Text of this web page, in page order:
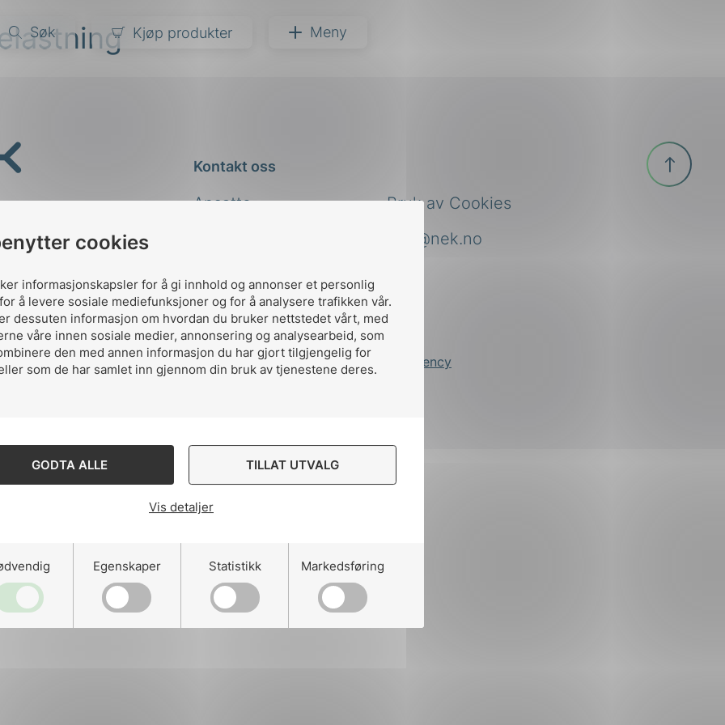
cookies
informasjonskapsler for å gi innhold og annonser et personlig
å levere sosiale mediefunksjoner og for å analysere trafikken vår.
dessuten informasjon om hvordan du bruker nettstedet vårt, med
våre innen sosiale medier, annonsering og analysearbeid, som
den med annen informasjon du har gjort tilgjengelig for
som de har samlet inn gjennom din bruk av tjenestene deres.
GODTA ALLE TILLAT UTVALG
Vis detaljer
Egenskaper Statistikk Markedsføring
Søk Kjøp produkter Meny
Kontakt oss
Ansatte
nek@nek.no
Bruk av Cookies
Designed and developed by Stem Agency
Til
toppen